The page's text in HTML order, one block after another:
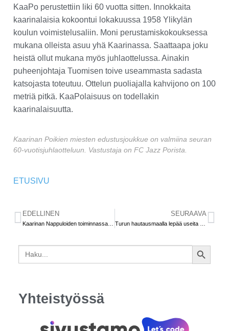
KaaPo perustettiin liki 60 vuotta sitten. Innokkaita
kaarinalaisia kokoontui lokakuussa 1958 Ylikylän
koulun voimistelusaliin. Moni perustamiskokouksessa
mukana olleista asuu yhä Kaarinassa. Saattaapa joku
heistä ollut mukana myös juhlaottelussa. Ainakin
puheenjohtaja Tuomisen toive useammasta sadasta
katsojasta toteutuu. Ottelun puoliajalla kahvijono on 100
metriä pitkä. KaaPolaisuus on todellakin
kaarinalaisuutta.
Kaarinan Poikien miesten edustusjoukkue on valmiina seuran
60-vuotisjuhlaotteluun. Vastustaja on FC Jazz Porista.
ETUSIVU
EDELLINEN SEURAAVA
Search
for:
SEARCH
Yhteistyössä